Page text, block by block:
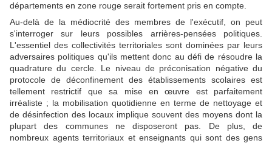
départements en zone rouge serait fortement pris en compte.
Au-delà de la médiocrité des membres de l'exécutif, on peut
s'interroger sur leurs possibles arrières-pensées politiques.
L'essentiel des collectivités territoriales sont dominées par leurs
adversaires politiques qu'ils mettent donc au défi de résoudre la
quadrature du cercle. Le niveau de préconisation négative du
protocole de déconfinement des établissements scolaires est
tellement restrictif que sa mise en œuvre est parfaitement
irréaliste ; la mobilisation quotidienne en terme de nettoyage et
de désinfection des locaux implique souvent des moyens dont la
plupart des communes ne disposeront pas. De plus, de
nombreux agents territoriaux et enseignants qui sont des gens